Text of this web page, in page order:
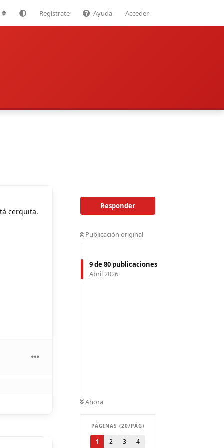
Regístrate Ayuda Acceder
Responder
Publicación original
9de 80 publicaciones
Abril 2026
Ahora
PÁGINAS (20/PÁG)
1 2 3 4
cerquita.